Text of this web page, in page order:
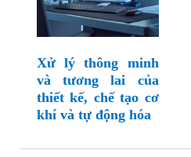
Xử lý thông minh
và tương lai của
thiết kế, chế tạo cơ
khí và tự động hóa